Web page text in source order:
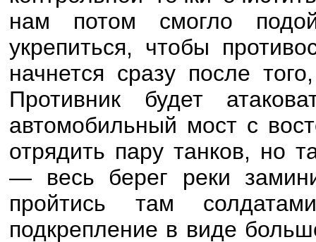
нам потом смогло
укрепиться, чтобы
начнется сразу после
Противник будет
автомобильный мост с
отрядить пару танков, но
— весь берег реки
пройтись там
подкрепление в виде